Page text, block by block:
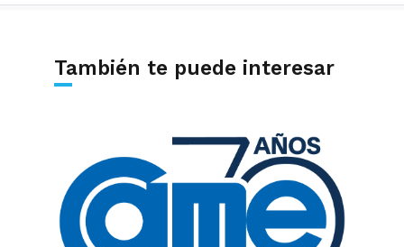
También te puede interesar